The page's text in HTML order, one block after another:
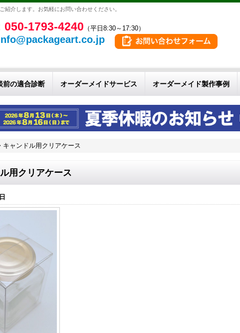
介します。お気軽にお問い合わせください。
050-1793-4240 （平日8:30～17:30）
前の適合診断 オーダーメイドサービス オーダーメイド製作事例
キャンドル用クリアケース
用クリアケース
日